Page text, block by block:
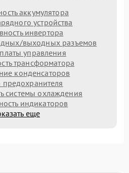
аккумулятора
устройства
инвертора
выходных разъемов
управления
трансформатора
конденсаторов
системы охлаждения
индикаторов
еще